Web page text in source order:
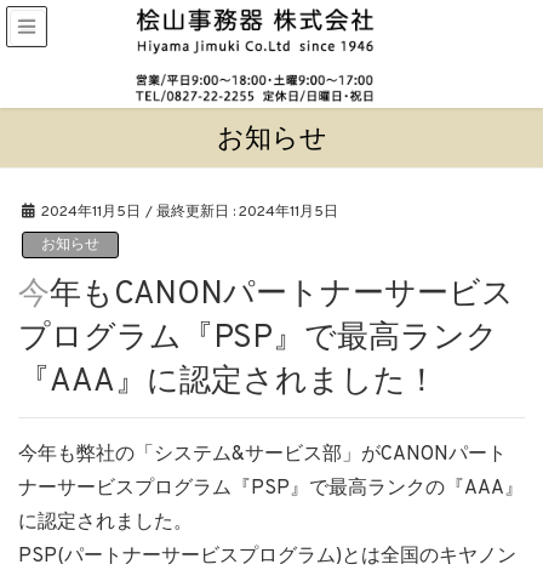
お知らせ
2024年11月5日 / 最終更新日 :2024年11月5日
お知らせ
今年もCANONパートナーサービス
プログラム『PSP』で最高ランク
『AAA』に認定されました！
今年も弊社の「システム&サービス部」がCANONパート
ナーサービスプログラム『PSP』で最高ランクの『AAA』
に認定されました。
PSP(パートナーサービスプログラム)とは全国のキヤノン